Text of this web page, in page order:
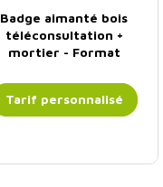
Badge aimanté bois
téléconsultation +
mortier - Format
Tarif personnalisé